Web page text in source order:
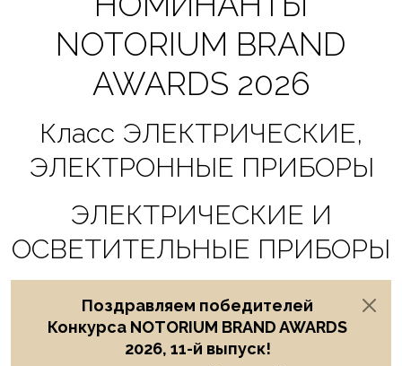
NOTORIUM BRAND
AWARDS 2026
Класс ЭЛЕКТРИЧЕСКИЕ,
ЭЛЕКТРОННЫЕ ПРИБОРЫ
ЭЛЕКТРИЧЕСКИЕ И
ОСВЕТИТЕЛЬНЫЕ ПРИБОРЫ
Поздравляем победителей
Конкурса NOTORIUM BRAND AWARDS
2026, 11-й выпуск!